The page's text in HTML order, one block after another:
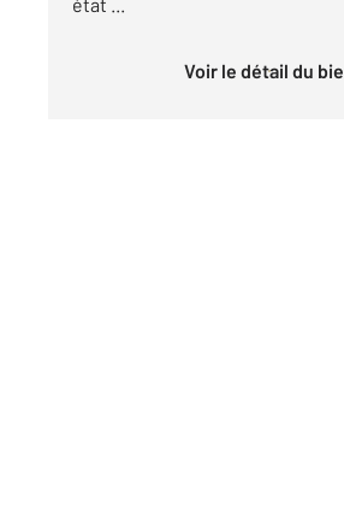
état ...
Voir le détail du